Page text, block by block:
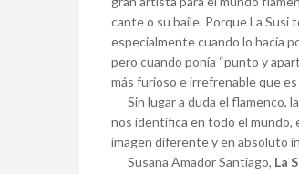
cante o su baile. Porque La Susi
especialmente cuando lo hacía
pero cuando ponía “punto y
más furioso e irrefrenable que
Sin lugar a duda el flamenco,
nos identifica en todo el mundo,
imagen diferente y en absoluto
Susana Amador Santiago, La